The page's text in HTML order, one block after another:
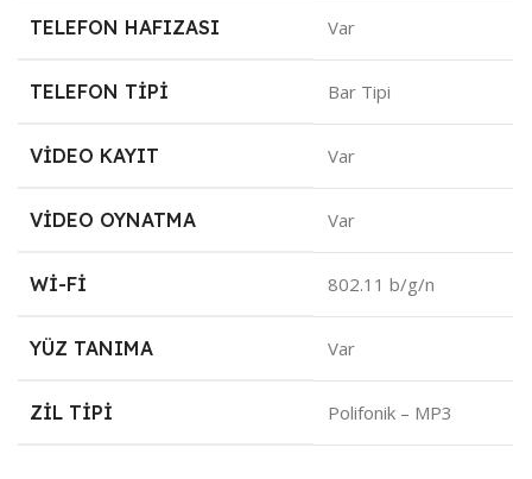
TELEFON HAFIZASI Var
TELEFON TIPI Bar Tipi
VIDEO KAYIT Var
VIDEO OYNATMA Var
WI-FI 802.11 b/g/n
YÜZ TANIMA Var
ZIL TIPI Polifonik – MP3